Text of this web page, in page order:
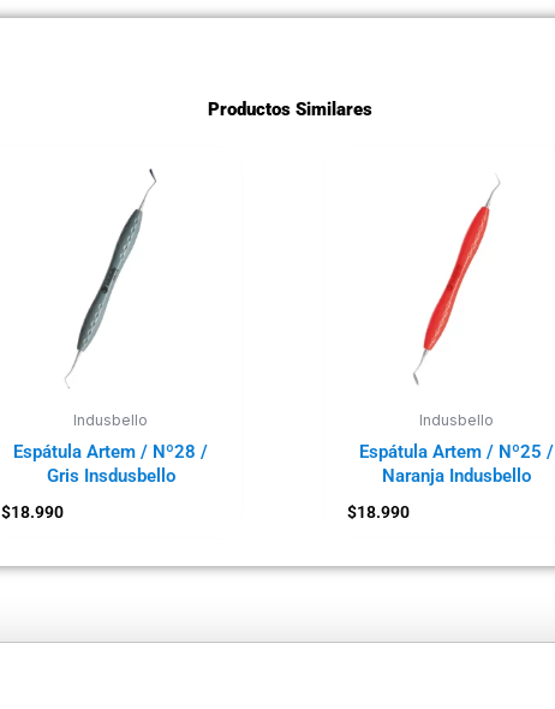
Productos Similares
Indusbello
Espátula Artem / Nº28 /
Gris Insdusbello
$18.990
Indusbello
Espátula Artem / Nº25 /
Naranja Indusbello
$18.990